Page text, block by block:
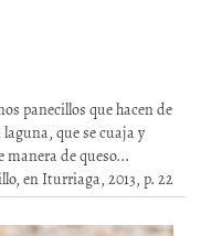
panecillos que hacen de
que se cuaja y
manera de queso...
en Iturriaga, 2013, p. 22